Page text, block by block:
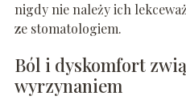
nigdy nie należy ich
ze stomatologiem.
Ból i dyskomfort
wyrzynaniem